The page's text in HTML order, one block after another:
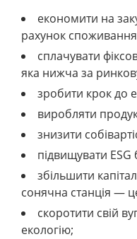
економити на
рахунок
сплачувати
яка нижча за
зробити крок до
виробляти
знизити
підвищувати ESG
збільшити
сонячна станція —
скоротити свій
екологію;